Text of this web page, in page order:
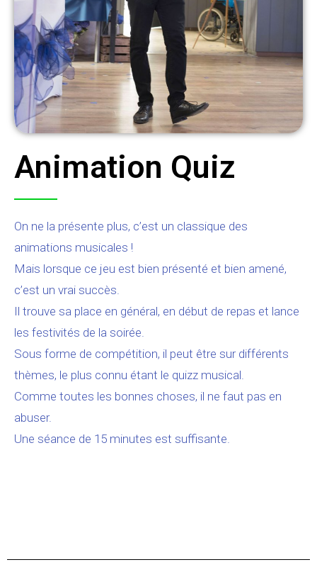
Animation Quiz
On ne la présente plus, c’est un classique des
animations musicales !
Mais lorsque ce jeu est bien présenté et bien amené,
c’est un vrai succès.
Il trouve sa place en général, en début de repas et lance
les festivités de la soirée.
Sous forme de compétition, il peut être sur différents
thèmes, le plus connu étant le quizz musical.
Comme toutes les bonnes choses, il ne faut pas en
abuser.
Une séance de 15 minutes est suffisante.